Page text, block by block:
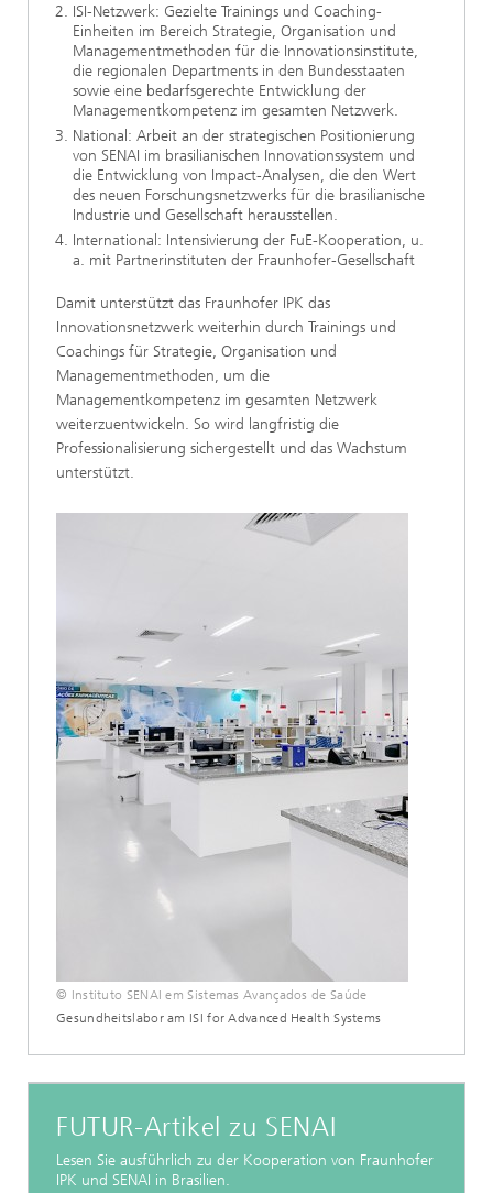
ISI-Netzwerk: Gezielte Trainings und Coaching-
Einheiten im Bereich Strategie, Organisation und
Managementmethoden für die Innovationsinstitute,
die regionalen Departments in den Bundesstaaten
sowie eine bedarfsgerechte Entwicklung der
Managementkompetenz im gesamten Netzwerk.
National: Arbeit an der strategischen Positionierung
von SENAI im brasilianischen Innovationssystem und
die Entwicklung von Impact-Analysen, die den Wert
des neuen Forschungsnetzwerks für die brasilianische
Industrie und Gesellschaft herausstellen.
International: Intensivierung der FuE-Kooperation, u.
a. mit Partnerinstituten der Fraunhofer-Gesellschaft
Damit unterstützt das Fraunhofer IPK das
Innovationsnetzwerk weiterhin durch Trainings und
Coachings für Strategie, Organisation und
Managementmethoden, um die
Managementkompetenz im gesamten Netzwerk
weiterzuentwickeln. So wird langfristig die
Professionalisierung sichergestellt und das Wachstum
unterstützt.
© Instituto SENAI em Sistemas Avançados de Saúde
Gesundheitslabor am ISI for Advanced Health Systems
FUTUR-Artikel zu SENAI
Lesen Sie ausführlich zu der Kooperation von Fraunhofer
IPK und SENAI in Brasilien.